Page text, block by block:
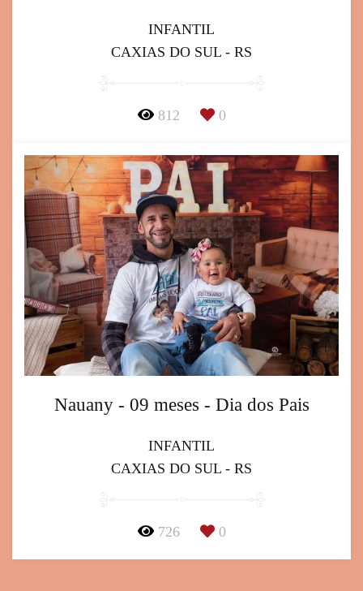
INFANTIL
CAXIAS DO SUL - RS
812 0
Nauany - 09 meses - Dia dos Pais
INFANTIL
CAXIAS DO SUL - RS
726 0